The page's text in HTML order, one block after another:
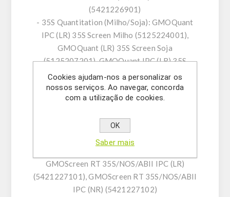
(5421226901)
- 35S Quantitation (Milho/Soja): GMOQuant
IPC (LR) 35S Screen Milho (5125224001),
GMOQuant (LR) 35S Screen Soja
(5125207201), GMOQuant IPC (LR) 35S
Screen Soja (5125225001)
- 35S/NOS Combined: GMOScreen RT IPC (LR)
35S/NOS (5421220001), GMOQuant Duplex
- FMV & ABII Series: GMOScreen RT IPC (LR)
35S/NOS/FMV (5421220301), GMOScreen RT
GMOScreen RT 35S/NOS/ABII IPC (LR)
(5421227101), GMOScreen RT 35S/NOS/ABII
IPC (NR) (5421227102)
Cookies ajudam-nos a personalizar os
nossos serviços. Ao navegar, concorda
com a utilização de cookies.
OK
Saber mais